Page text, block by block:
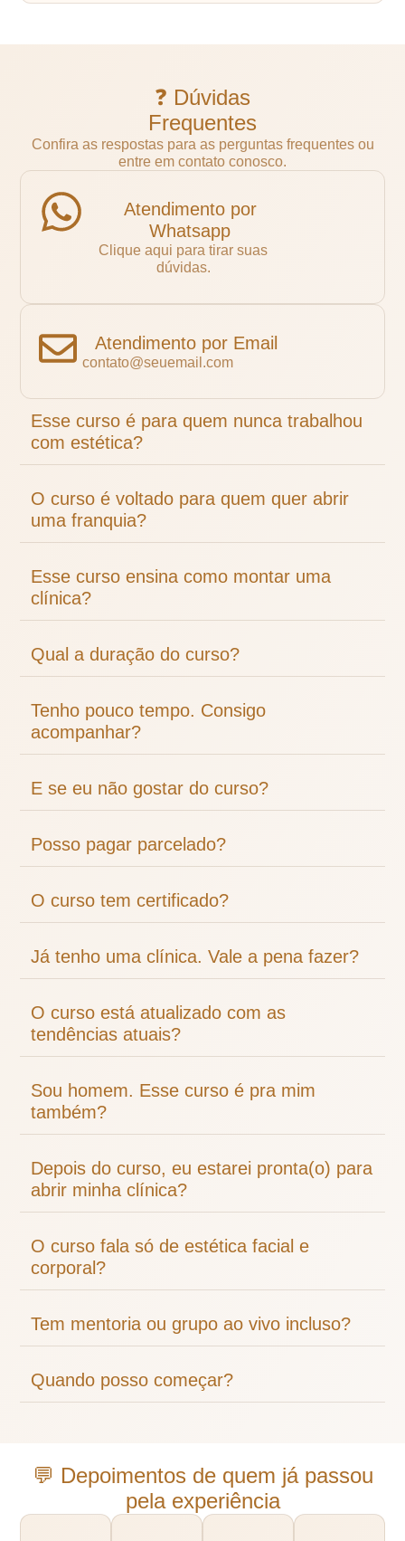
❓ Dúvidas
Frequentes
Confira as respostas para as perguntas frequentes ou
entre em contato conosco.
Atendimento por
Whatsapp
Clique aqui para tirar suas
dúvidas.
Atendimento por Email
contato@seuemail.com
Esse curso é para quem nunca trabalhou
com estética?
O curso é voltado para quem quer abrir
uma franquia?
Esse curso ensina como montar uma
clínica?
Qual a duração do curso?
Tenho pouco tempo. Consigo
acompanhar?
E se eu não gostar do curso?
Posso pagar parcelado?
O curso tem certificado?
Já tenho uma clínica. Vale a pena fazer?
O curso está atualizado com as
tendências atuais?
Sou homem. Esse curso é pra mim
também?
Depois do curso, eu estarei pronta(o) para
abrir minha clínica?
O curso fala só de estética facial e
corporal?
Tem mentoria ou grupo ao vivo incluso?
Quando posso começar?
💬 Depoimentos de quem já passou
pela experiência